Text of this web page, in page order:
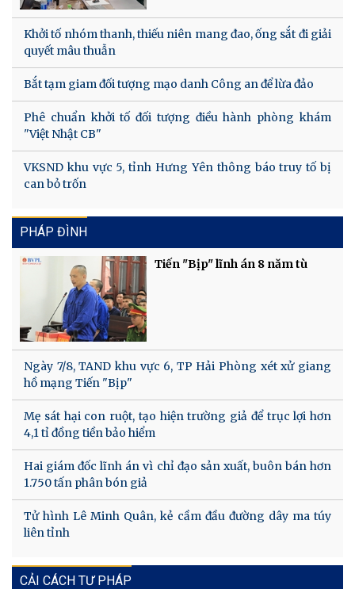
Khởi tố nhóm thanh, thiếu niên mang đao, ống sắt đi giải
quyết mâu thuẫn
Bắt tạm giam đối tượng mạo danh Công an để lừa đảo
Phê chuẩn khởi tố đối tượng điều hành phòng khám
"Việt Nhật CB"
VKSND khu vực 5, tỉnh Hưng Yên thông báo truy tố bị
can bỏ trốn
PHÁP ĐÌNH
Tiến "Bịp" lĩnh án 8 năm tù
Ngày 7/8, TAND khu vực 6, TP Hải Phòng xét xử giang
hồ mạng Tiến "Bịp"
Mẹ sát hại con ruột, tạo hiện trường giả để trục lợi hơn
4,1 tỉ đồng tiền bảo hiểm
Hai giám đốc lĩnh án vì chỉ đạo sản xuất, buôn bán hơn
1.750 tấn phân bón giả
Tử hình Lê Minh Quân, kẻ cầm đầu đường dây ma túy
liên tỉnh
CẢI CÁCH TƯ PHÁP